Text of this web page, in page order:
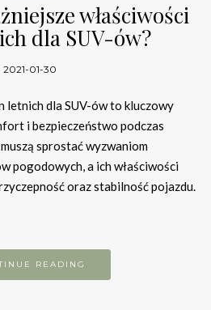
właściwości
dla SUV-ów?
2021-01-30
letnich dla SUV-ów to kluczowy
i bezpieczeństwo podczas
sprostać wyzwaniom
pogodowych, a ich właściwości
oraz stabilność pojazdu.
READING